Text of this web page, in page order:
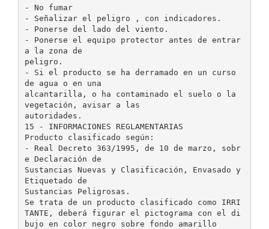
- No fumar
- Señalizar el peligro , con indicadores.
- Ponerse del lado del viento.
- Ponerse el equipo protector antes de entrar
a la zona de
peligro.
- Si el producto se ha derramado en un curso
de agua o en una
alcantarilla, o ha contaminado el suelo o la
vegetación, avisar a las
autoridades.
15 - INFORMACIONES REGLAMENTARIAS
Producto clasificado según:
- Real Decreto 363/1995, de 10 de marzo, sobr
e Declaración de
Sustancias Nuevas y Clasificación, Envasado y
Etiquetado de
Sustancias Peligrosas.
Se trata de un producto clasificado como IRRI
TANTE, deberá figurar el pictograma con el di
bujo en color negro sobre fondo amarillo